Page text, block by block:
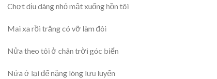
Chợt dịu dàng nhỏ mật xuống hồn tôi
Mai xa rồi trăng có vỡ làm đôi
Nửa theo tôi ở chân trời góc biển
Nửa ở lại để nặng lòng lưu luyến